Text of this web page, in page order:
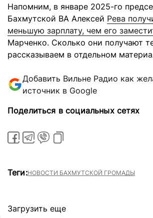
Напомним, в январе 2025-го
Бахмутской ВА Алексей Рева
меньшую зарплату, чем его
Марченко. Сколько они получают
рассказываем в отдельном
Добавить Вильне Радио как
источник в Google
Поделиться в социальных сетях
Теги:НОВОСТИ БАХМУТСКОЙ ГРОМАДЫ
Загрузить еще